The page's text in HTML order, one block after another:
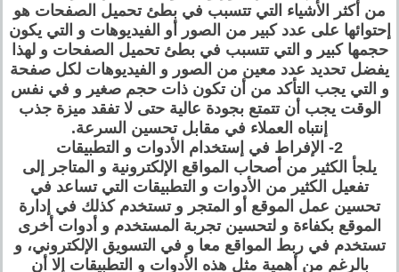
من أكثر الأشياء التي تتسبب في بطئ تحميل الصفحات هو
إحتوائها على عدد كبير من الصور أو الفيديوهات و التي يكون
حجمها كبير و التي تتسبب في بطئ تحميل الصفحات و لهذا
يفضل تحديد عدد معين من الصور و الفيديوهات لكل صفحة
و التي يجب التأكد من أن تكون ذات حجم صغير و في نفس
الوقت يجب أن تتمتع بجودة عالية حتى لا تفقد ميزة جذب
إنتباه العملاء في مقابل تحسين السرعة.
2- الإفراط في إستخدام الأدوات و التطبيقات
يلجأ الكثير من أصحاب المواقع الإلكترونية و المتاجر إلى
تفعيل الكثير من الأدوات و التطبيقات التي تساعد في
تحسين عمل الموقع أو المتجر و تستخدم كذلك في إدارة
الموقع بكفاءة و لتحسين تجربة المستخدم و أدوات أخرى
تستخدم في ربط المواقع معا و في التسويق الإلكتروني، و
بالرغم من أهمية مثل هذه الأدوات و التطبيقات إلا أن